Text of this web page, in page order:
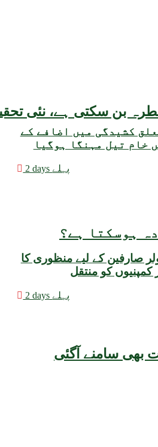
ہوسکتا ہے؟
کشیدگی میں اضافے کے
خام تیل مہنگا ہوگیا
2 days پہلے
صارفین کے لیے منظوری کا
کمپنیوں کو منتقل
2 days پہلے